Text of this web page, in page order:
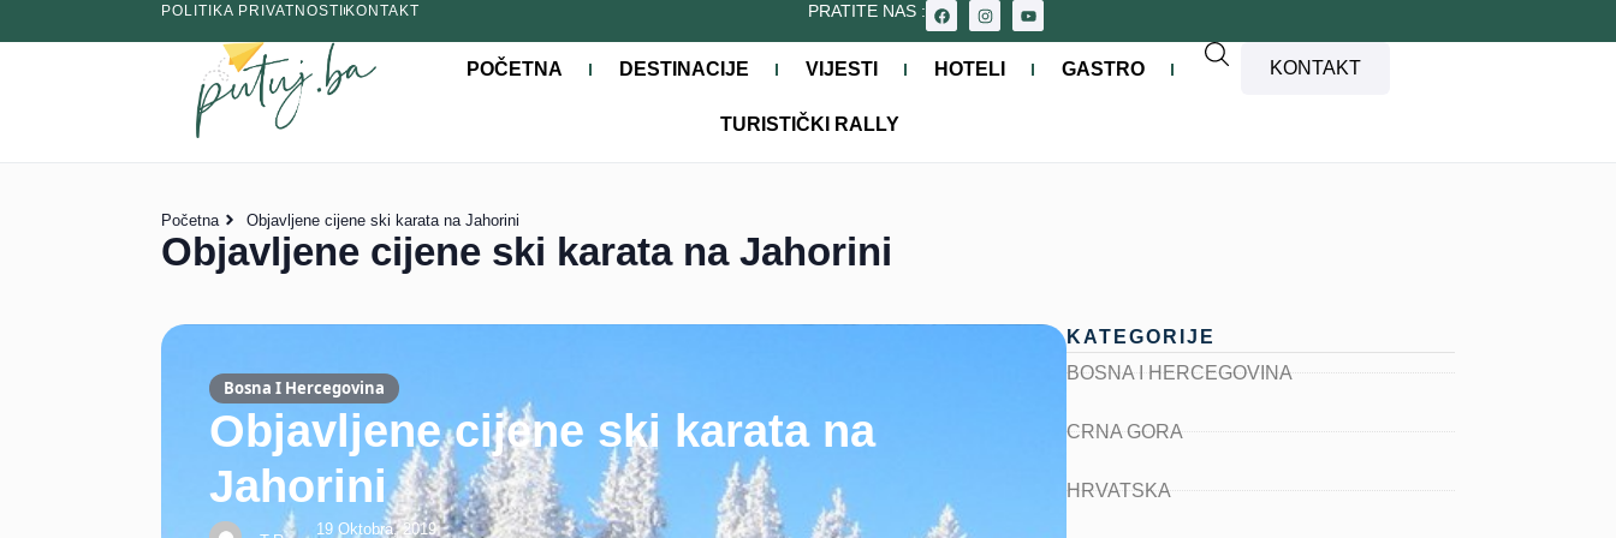
POLITIKA PRIVATNOSTIKONTAKT PRATITE NAS :
POČETNA DESTINACIJE VIJESTI HOTELI GASTRO
TURISTIČKI RALLY
KONTAKT
Početna Objavljene cijene ski karata na Jahorini
Objavljene cijene ski karata na Jahorini
Bosna I Hercegovina
Objavljene cijene ski karata na
Jahorini
19 Oktobra, 2019
KATEGORIJE
BOSNA I HERCEGOVINA
CRNA GORA
HRVATSKA